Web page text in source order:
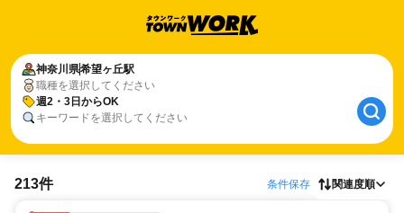
神奈川県希望ヶ丘駅
職種を選択してください
週2・3日からOK
キーワードを選択してください
213件 条件保存 関連度順